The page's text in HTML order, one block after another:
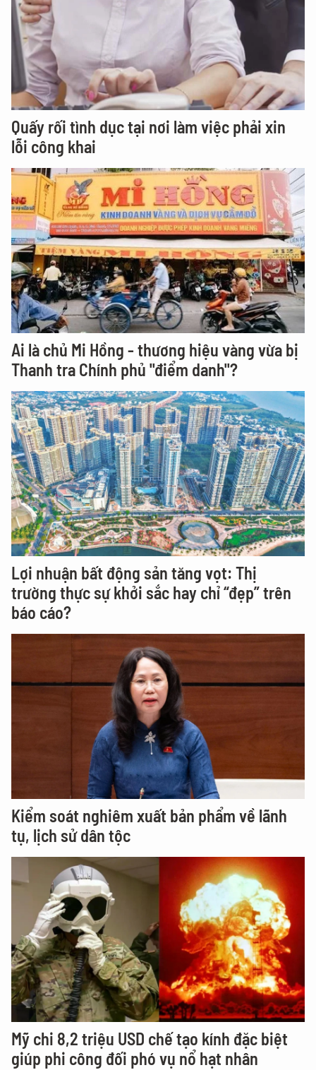
Quấy rối tình dục tại nơi làm việc phải xin
lỗi công khai
Ai là chủ Mi Hồng - thương hiệu vàng vừa bị
Thanh tra Chính phủ "điểm danh"?
Lợi nhuận bất động sản tăng vọt: Thị
trường thực sự khởi sắc hay chỉ “đẹp” trên
báo cáo?
Kiểm soát nghiêm xuất bản phẩm về lãnh
tụ, lịch sử dân tộc
Mỹ chi 8,2 triệu USD chế tạo kính đặc biệt
giúp phi công đối phó vụ nổ hạt nhân